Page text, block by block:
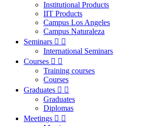
Institutional Products
IIT Products
Campus Los Angeles
Campus Naturaleza
Seminars  
International Seminars
Courses  
Training courses
Courses
Graduates  
Graduates
Diplomas
Meetings  